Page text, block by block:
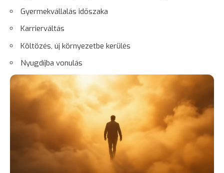
Gyermekvállalás időszaka
Karrierváltás
Költözés, új környezetbe kerülés
Nyugdíjba vonulás